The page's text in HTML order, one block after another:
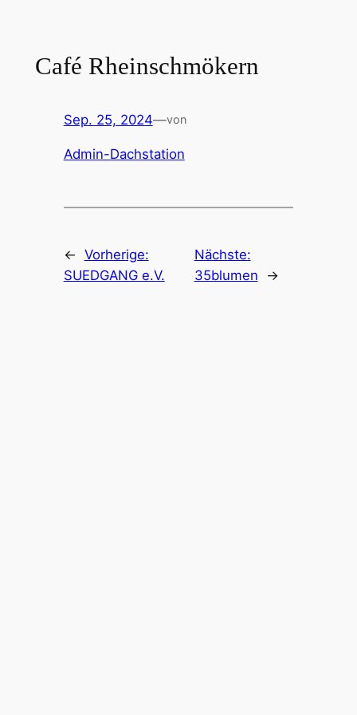
springenCafé Rheinschmökern
Sep. 25, 2024—von
Admin-Dachstation
← Vorherige:
SUEDGANG e.V.
Nächste:
35blumen
→